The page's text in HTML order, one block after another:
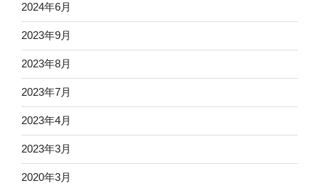
2024年6月
2023年9月
2023年8月
2023年7月
2023年4月
2023年3月
2020年3月